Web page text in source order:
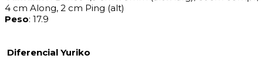
4 cm Along, 2 cm Ping (alt)
Peso: 17.9
Diferencial Yuriko